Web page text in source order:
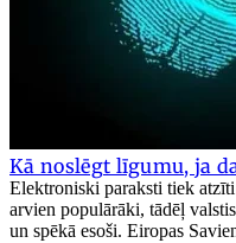
Kā noslēgt līgumu, ja
Elektroniski paraksti tiek
arvien populārāki, tādēļ
un spēkā esoši. Eiropas